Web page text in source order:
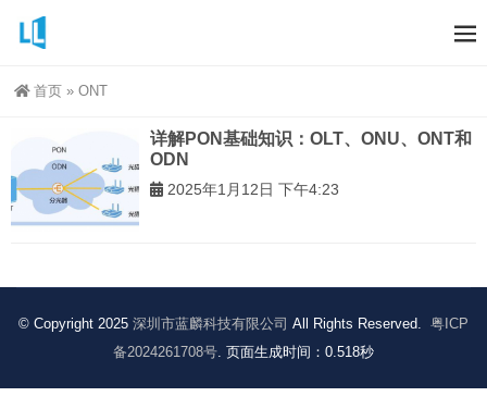
首页 » ONT
详解PON基础知识：OLT、ONU、ONT和
ODN
2025年1月12日 下午4:23
© Copyright 2025 深圳市蓝麟科技有限公司 All Rights Reserved. 粤ICP
备2024261708号. 页面生成时间：0.518秒